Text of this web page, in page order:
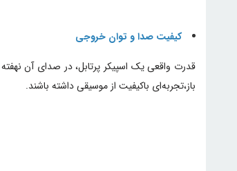
کیفیت صدا و توان خروجی
باز،تجربه‌ای باکیفیت از موسیقی داشته باشند.